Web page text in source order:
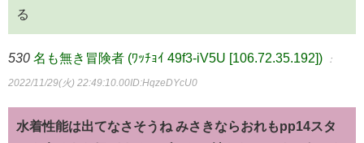
る
530 名も無き冒険者 (ﾜｯﾁｮｲ 49f3-iV5U [106.72.35.192]) ：
2022/11/29(火) 22:49:10.00ID:HqzeDYcU0
水着性能は出てなさそうね みさきならおれもpp14スタ